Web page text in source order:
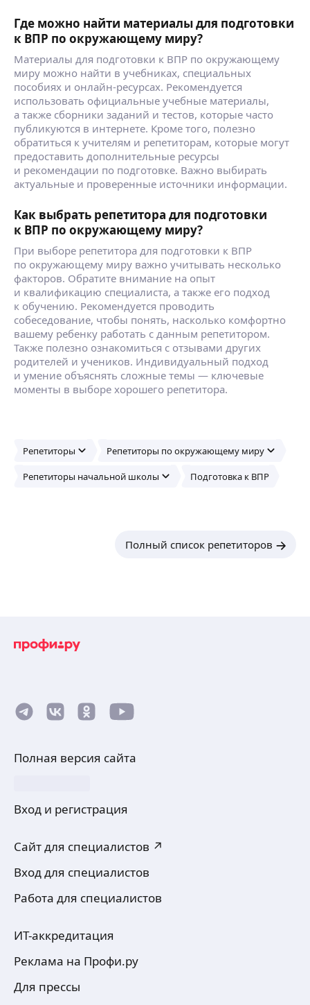
Где можно найти материалы для подготовки
к ВПР по окружающему миру?
Материалы для подготовки к ВПР по окружающему
миру можно найти в учебниках, специальных
пособиях и онлайн-ресурсах. Рекомендуется
использовать официальные учебные материалы,
а также сборники заданий и тестов, которые часто
публикуются в интернете. Кроме того, полезно
обратиться к учителям и репетиторам, которые могут
предоставить дополнительные ресурсы
и рекомендации по подготовке. Важно выбирать
актуальные и проверенные источники информации.
Как выбрать репетитора для подготовки
к ВПР по окружающему миру?
При выборе репетитора для подготовки к ВПР
по окружающему миру важно учитывать несколько
факторов. Обратите внимание на опыт
и квалификацию специалиста, а также его подход
к обучению. Рекомендуется проводить
собеседование, чтобы понять, насколько комфортно
вашему ребенку работать с данным репетитором.
Также полезно ознакомиться с отзывами других
родителей и учеников. Индивидуальный подход
и умение объяснять сложные темы — ключевые
моменты в выборе хорошего репетитора.
Репетиторы Репетиторы по окружающему миру
Репетиторы начальной школы Подготовка к ВПР
Полный список репетиторов
Полная версия сайта
Вход и регистрация
Сайт для специалистов ↗
Вход для специалистов
Работа для специалистов
ИТ-аккредитация
Реклама на Профи.ру
Для прессы